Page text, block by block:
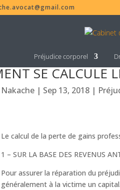
Préjudice corporel
SE CALCULE
Nakache | Sep 13, 2018 |
Le calcul de la perte de gains
1 – SUR LA BASE DES REVENUS
Pour assurer la réparation du
généralement à la victime un